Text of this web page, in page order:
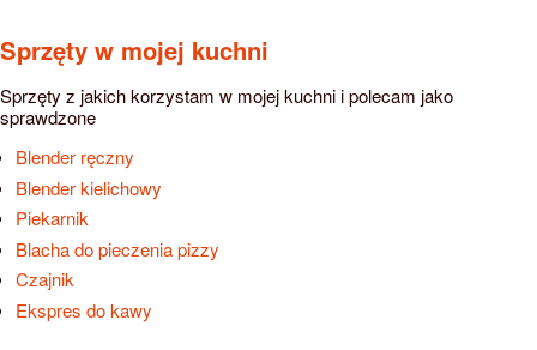
Sprzęty w mojej kuchni
Sprzęty z jakich korzystam w mojej kuchni i polecam jako
sprawdzone
Blender ręczny
Blender kielichowy
Piekarnik
Blacha do pieczenia pizzy
Czajnik
Ekspres do kawy